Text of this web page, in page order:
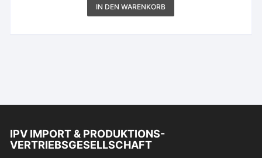
IN DEN WARENKORB
IPV IMPORT & PRODUKTIONS-
VERTRIEBSGESELLSCHAFT